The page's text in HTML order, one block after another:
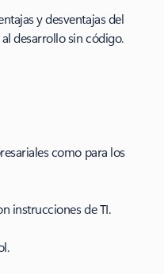
y desventajas del
desarrollo sin código.
como para los
instrucciones de TI.